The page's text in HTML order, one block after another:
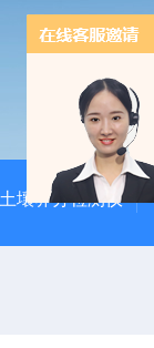
土壤养分检测仪